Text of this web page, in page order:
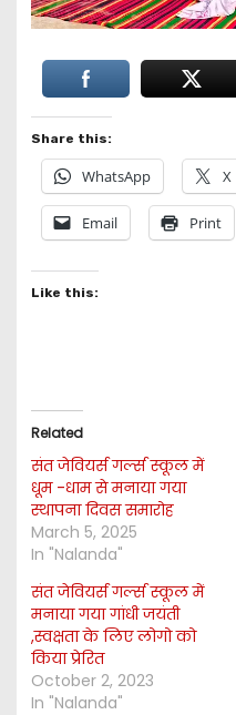
Share this:
WhatsApp X
Email Print
Like this:
Related
संत जेवियर्स गर्ल्स स्कूल में
धूम -धाम से मनाया गया
स्थापना दिवस समारोह
March 5, 2025
In "Nalanda"
संत जेवियर्स गर्ल्स स्कूल में
मनाया गया गांधी जयंती
,स्वक्षता के लिए लोगो को
किया प्रेरित
October 2, 2023
In "Nalanda"